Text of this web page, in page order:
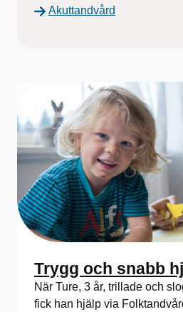
Akuttandvård
Trygg och snabb
När Ture, 3 år, trillade och
fick han hjälp via